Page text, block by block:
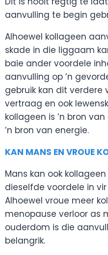
aanvulling te begin
Alhoewel kollageen
skade in die liggaam
baie ander voordele
aanvulling op ’n
gebruik kan dit verdere
vertraag en ook
kollageen is ’n bron
’n bron van energie.
KAN MANS EN VROUE
Mans kan ook
dieselfde voordele in
Alhoewel vroue meer
menopause verloor as
ouderdom is die
belangrik.